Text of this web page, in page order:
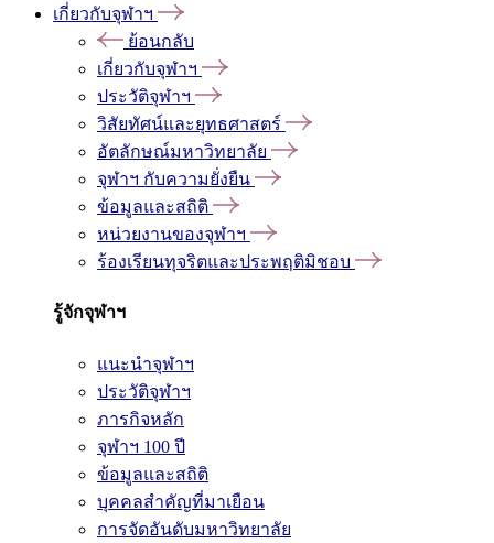
เกี่ยวกับจุฬาฯ
ย้อนกลับ
เกี่ยวกับจุฬาฯ
ประวัติจุฬาฯ
วิสัยทัศน์และยุทธศาสตร์
อัตลักษณ์มหาวิทยาลัย
จุฬาฯ กับความยั่งยืน
ข้อมูลและสถิติ
หน่วยงานของจุฬาฯ
ร้องเรียนทุจริตและประพฤติมิชอบ
รู้จักจุฬาฯ
แนะนำจุฬาฯ
ประวัติจุฬาฯ
ภารกิจหลัก
จุฬาฯ 100 ปี
ข้อมูลและสถิติ
บุคคลสำคัญที่มาเยือน
การจัดอันดับมหาวิทยาลัย